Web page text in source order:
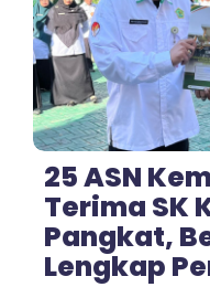
25 ASN
Terima SK
Pangkat,
Lengkap